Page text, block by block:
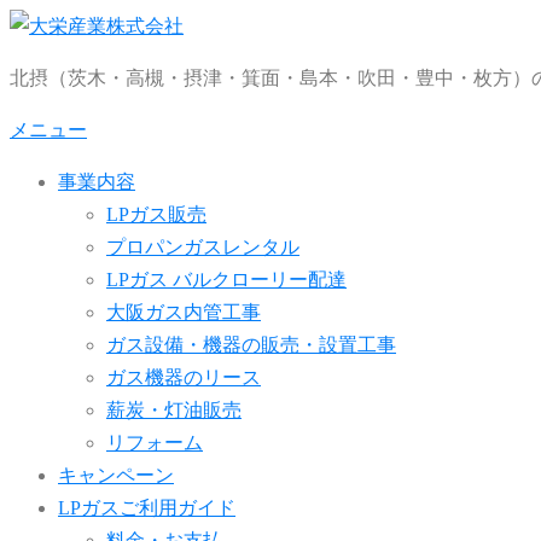
コ
テ
ン
北摂（茨木・高槻・摂津・箕面・島本・吹田・豊中・枚方）
メニュー
事業内容
LPガス販売
プロパンガスレンタル
LPガス バルクローリー配達
大阪ガス内管工事
ガス設備・機器の販売・設置工事
ガス機器のリース
薪炭・灯油販売
リフォーム
キャンペーン
LPガスご利用ガイド